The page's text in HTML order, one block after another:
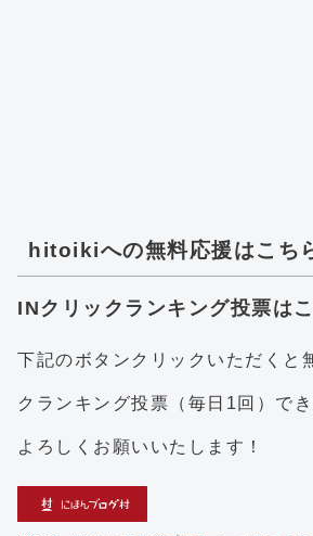
hitoikiへの無料応援はこち
INクリックランキング投票は
下記のボタンクリックいただくと
クランキング投票（毎日1回）で
よろしくお願いいたします！